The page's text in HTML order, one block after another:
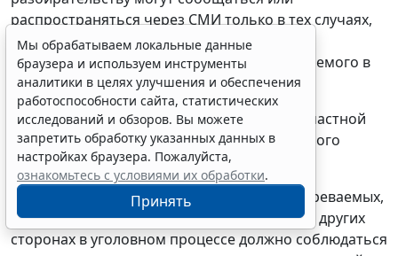
распространяться через СМИ только в тех случаях,
когда это не наносит ущерба презумпции
невиновности подозреваемого или обвиняемого в
совершении преступления....
Принцип 8 - Защита неприкосновенности частной
жизни в рамках продолжающегося уголовного
разбирательства
При предоставлении информации о подозреваемых,
обвиняемых или осужденных лицах, либо о других
сторонах в уголовном процессе должно соблюдаться
Мы обрабатываем локальные данные
браузера и используем инструменты
аналитики в целях улучшения и обеспечения
работоспособности сайта, статистических
исследований и обзоров. Вы можете
запретить обработку указанных данных в
настройках браузера. Пожалуйста,
ознакомьтесь с условиями их обработки.
Принять